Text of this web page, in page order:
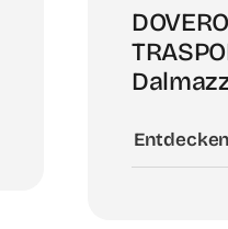
Entdecken